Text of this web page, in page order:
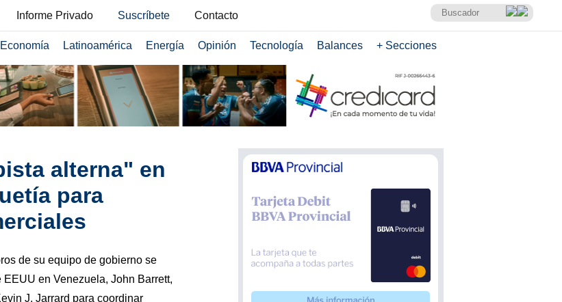
Informe Privado Suscríbete Contacto
Economía Latinoamérica Energía Opinión Tecnología Balances + Secciones
alterna" en
para
de su equipo de gobierno se
en Venezuela, John Barrett,
J. Jarrard para coordinar